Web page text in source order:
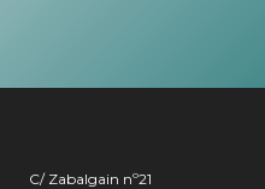
C/ Zabalgain nº21